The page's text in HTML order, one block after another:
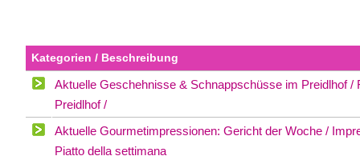
Kategorien / Beschreibung
Aktuelle Geschehnisse & Schnappschüsse im Preidlhof /
Preidlhof /
Aktuelle Gourmetimpressionen: Gericht der Woche /
Piatto della settimana